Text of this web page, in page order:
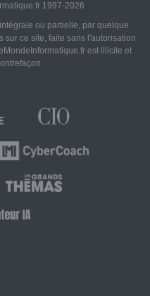
1997-2026
ou partielle, par quelque
sur ce site, faite sans l'autorisation
est illicite et